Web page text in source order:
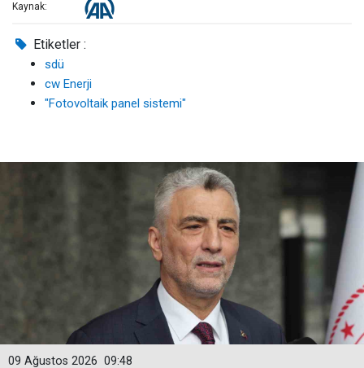
Kaynak:
Etiketler :
sdü
cw Enerji
"Fotovoltaik panel sistemi"
09:48
09 Ağustos 2026